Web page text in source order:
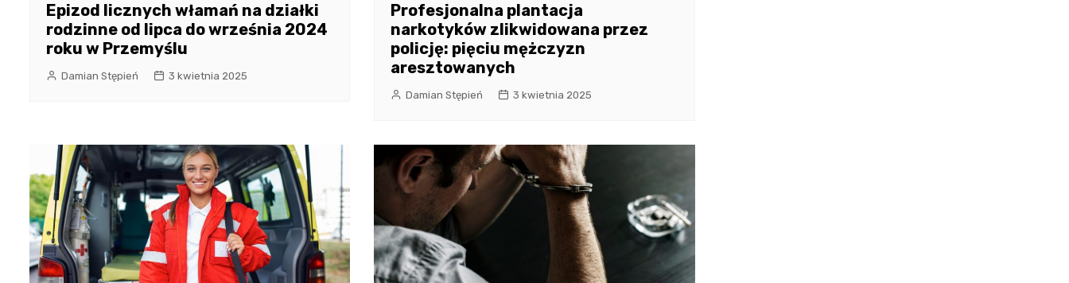
Epizod licznych włamań na działki
rodzinne od lipca do września 2024
roku w Przemyślu
Damian Stępień 3 kwietnia 2025
Profesjonalna plantacja
narkotyków zlikwidowana przez
policję: pięciu mężczyzn
aresztowanych
Damian Stępień 3 kwietnia 2025